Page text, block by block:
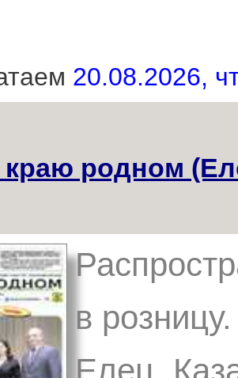
20.08.2026,
родном
в
Елец,